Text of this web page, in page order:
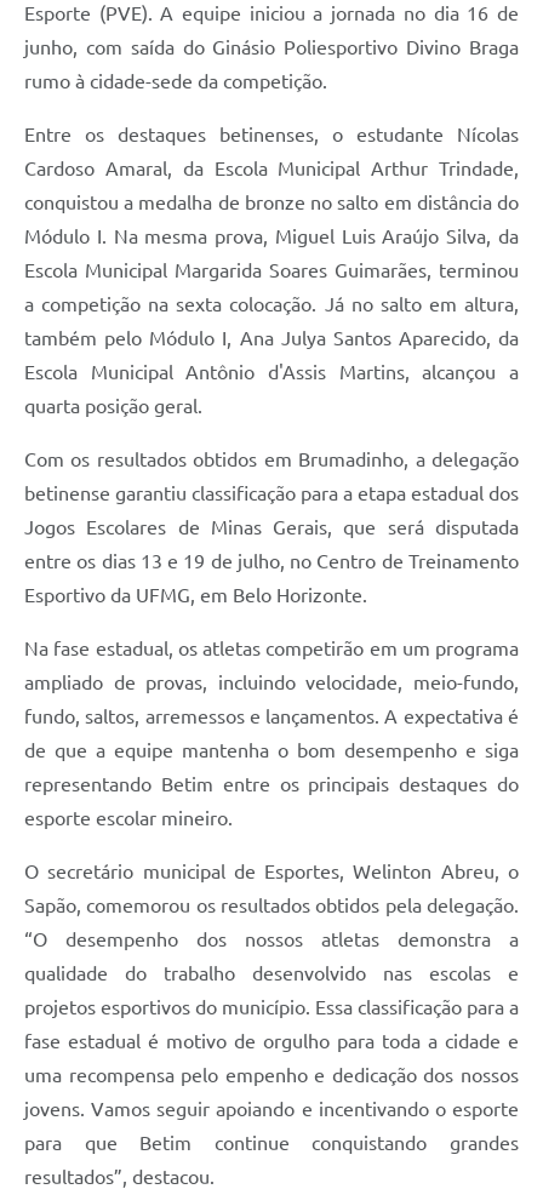
Esporte (PVE). A equipe iniciou a jornada no dia 16 de
junho, com saída do Ginásio Poliesportivo Divino Braga
rumo à cidade-sede da competição.
Entre os destaques betinenses, o estudante Nícolas
Cardoso Amaral, da Escola Municipal Arthur Trindade,
conquistou a medalha de bronze no salto em distância do
Módulo I. Na mesma prova, Miguel Luis Araújo Silva, da
Escola Municipal Margarida Soares Guimarães, terminou
a competição na sexta colocação. Já no salto em altura,
também pelo Módulo I, Ana Julya Santos Aparecido, da
Escola Municipal Antônio d'Assis Martins, alcançou a
quarta posição geral.
Com os resultados obtidos em Brumadinho, a delegação
betinense garantiu classificação para a etapa estadual dos
Jogos Escolares de Minas Gerais, que será disputada
entre os dias 13 e 19 de julho, no Centro de Treinamento
Esportivo da UFMG, em Belo Horizonte.
Na fase estadual, os atletas competirão em um programa
ampliado de provas, incluindo velocidade, meio-fundo,
fundo, saltos, arremessos e lançamentos. A expectativa é
de que a equipe mantenha o bom desempenho e siga
representando Betim entre os principais destaques do
esporte escolar mineiro.
O secretário municipal de Esportes, Welinton Abreu, o
Sapão, comemorou os resultados obtidos pela delegação.
“O desempenho dos nossos atletas demonstra a
qualidade do trabalho desenvolvido nas escolas e
projetos esportivos do município. Essa classificação para a
fase estadual é motivo de orgulho para toda a cidade e
uma recompensa pelo empenho e dedicação dos nossos
jovens. Vamos seguir apoiando e incentivando o esporte
para que Betim continue conquistando grandes
resultados”, destacou.